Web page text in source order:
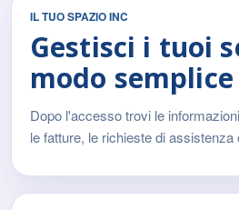
IL TUO SPAZIO INC
Gestisci i tuoi
modo semplice
Dopo l'accesso trovi le
le fatture, le richieste di assistenza